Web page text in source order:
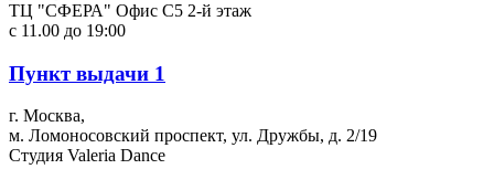
ТЦ "СФЕРА" Офис С5 2-й этаж
с 11.00 до 19:00
Пункт выдачи 1
г. Москва,
м. Ломоносовский проспект, ул. Дружбы, д. 2/19
Студия Valeria Dance